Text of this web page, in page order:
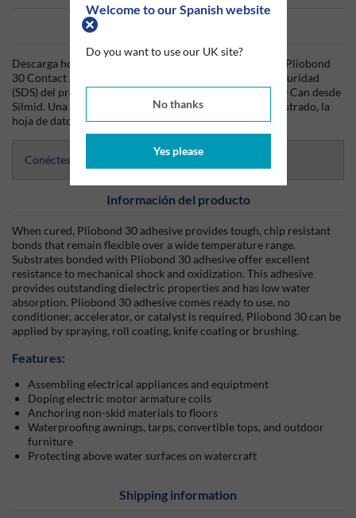
Welcome to our Spanish website
Do you want to use our UK site?
No thanks
Yes please
Descarga hoy mismo la hoja técnica (TDS) del producto Pliobond
30 Contact Adhesive 1USQ Can y la hoja de datos de seguridad
(SDS) del producto Pliobond 30 Contact Adhesive 1USQ Can desde
Silmid. Una vez que hayas iniciado sesión o te hayas registrado, la
hoja de datos será visible para su descarga.
Conéctese para acceder a las hojas de datos
Información del producto
When cured, Pliobond 30 adhesive provides tough, chip resistant
bonds that remain flexible over a wide temperature range.
Substrates bonded with Pliobond 30 adhesive offer excellent
resistance to mechanical shock and oxidization. This adhesive
provides outstanding dielectric properties and has low water
absorption. Pliobond 30 adhesive comes ready to use, no
conditioner, accelerator, or catalyst is required, Pliobond 30 can be
applied by spraying, roll coating, knife coating or brushing.
Features:
Assembling electrical appliances and equiptment
Doping electric motor armature coils
Anchoring non-skid materials to floors
Waterproofing awnings, tarps, convertible tops, and outdoor
furniture
Protecting above water surfaces on watercraft
Shipping information